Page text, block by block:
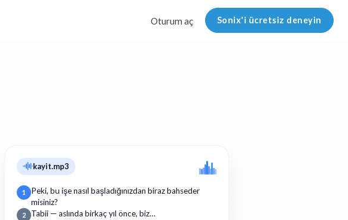
Oturum aç Sonix'i ücretsiz deneyin
kayit.mp3
1
Peki, bu işe nasıl başladığınızdan biraz bahseder
misiniz?
2 Tabii — aslında birkaç yıl önce, biz…